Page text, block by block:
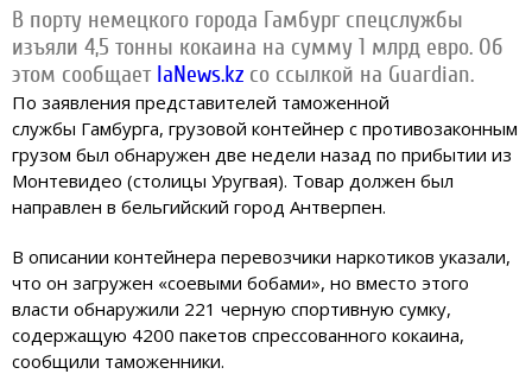
В порту немецкого города Гамбург спецслужбы
изъяли 4,5 тонны кокаина на сумму 1 млрд евро. Об
этом сообщаетIaNews.kz со ссылкой на Guardian.
По заявления представителей таможенной
службы Гамбурга, грузовой контейнер с противозаконным
грузом был обнаружен две недели назад по прибытии из
Монтевидео (столицы Уругвая). Товар должен был
направлен в бельгийский город Антверпен.
В описании контейнера перевозчики наркотиков указали,
что он загружен «соевыми бобами», но вместо этого
власти обнаружили 221 черную спортивную сумку,
содержащую 4200 пакетов спрессованного кокаина,
сообщили таможенники.